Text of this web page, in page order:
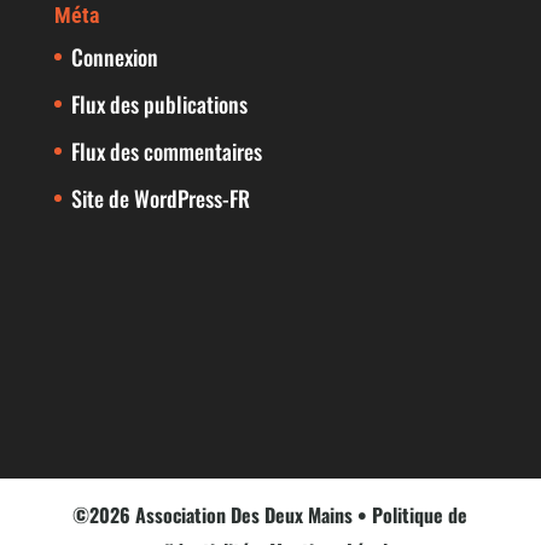
Méta
Connexion
Flux des publications
Flux des commentaires
Site de WordPress-FR
©2026 Association Des Deux Mains • Politique de